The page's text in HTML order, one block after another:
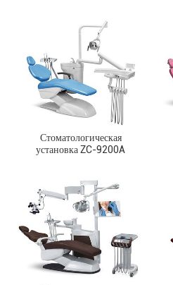
Стоматологическая
установка ZC-9200A